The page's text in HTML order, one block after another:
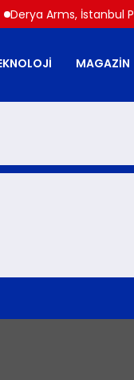
Derya Arms, İstanbul
MAGAZIN